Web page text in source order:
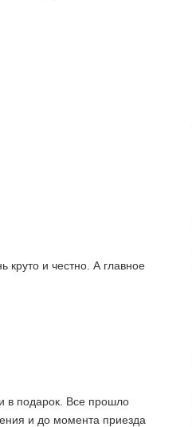
круто и честно. А главное
в подарок. Все прошло
и до момента приезда